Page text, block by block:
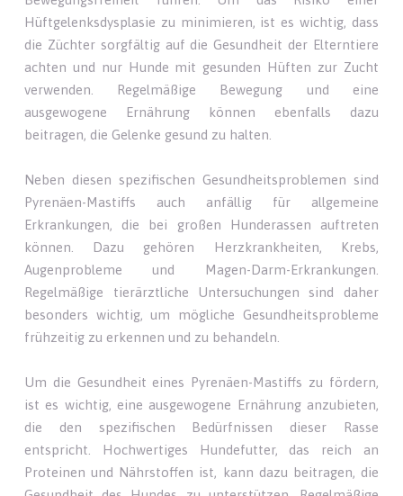
Hüftgelenksdysplasie zu minimieren, ist es wichtig, dass
die Züchter sorgfältig auf die Gesundheit der Elterntiere
achten und nur Hunde mit gesunden Hüften zur Zucht
verwenden. Regelmäßige Bewegung und eine
ausgewogene Ernährung können ebenfalls dazu
beitragen, die Gelenke gesund zu halten.
Neben diesen spezifischen Gesundheitsproblemen sind
Pyrenäen-Mastiffs auch anfällig für allgemeine
Erkrankungen, die bei großen Hunderassen auftreten
können. Dazu gehören Herzkrankheiten, Krebs,
Augenprobleme und Magen-Darm-Erkrankungen.
Regelmäßige tierärztliche Untersuchungen sind daher
besonders wichtig, um mögliche Gesundheitsprobleme
frühzeitig zu erkennen und zu behandeln.
Um die Gesundheit eines Pyrenäen-Mastiffs zu fördern,
ist es wichtig, eine ausgewogene Ernährung anzubieten,
die den spezifischen Bedürfnissen dieser Rasse
entspricht. Hochwertiges Hundefutter, das reich an
Proteinen und Nährstoffen ist, kann dazu beitragen, die